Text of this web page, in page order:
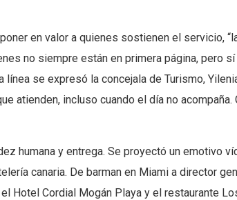
en valor a quienes sostienen el servicio,
no siempre están en primera página, pero
se expresó la concejala de Turismo,
atienden, incluso cuando el día no acompaña.
humana y entrega. Se proyectó un emotivo
canaria. De barman en Miami a director
Hotel Cordial Mogán Playa y el restaurante